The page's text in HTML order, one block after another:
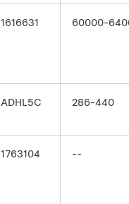
1616631 60000-
ADHL5C 286-440
1763104 --